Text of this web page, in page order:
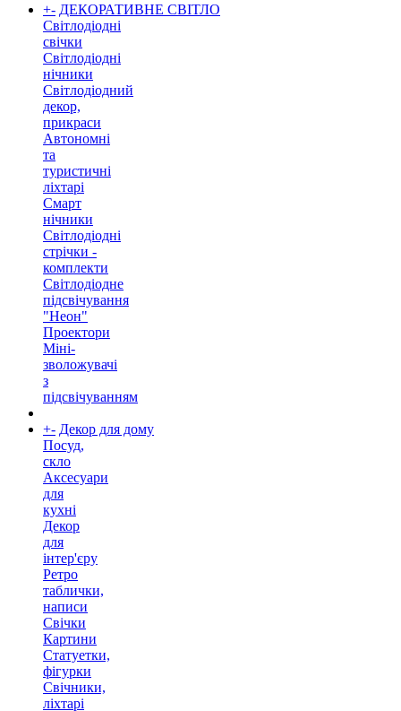
+- ДЕКОРАТИВНЕ СВІТЛО
Світлодіодні
свічки
Світлодіодні
нічники
Світлодіодний
декор,
прикраси
Автономні
та
туристичні
ліхтарі
Смарт
нічники
Світлодіодні
стрічки -
комплекти
Світлодіодне
підсвічування
"Неон"
Проектори
Міні-
зволожувачі
з
підсвічуванням
+- Декор для дому
Посуд,
скло
Аксесуари
для
кухні
Декор
для
інтер'єру
Ретро
таблички,
написи
Свічки
Картини
Статуетки,
фігурки
Свічники,
ліхтарі